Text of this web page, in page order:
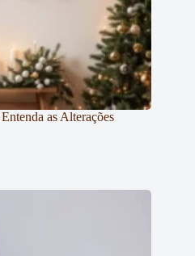
as Alterações